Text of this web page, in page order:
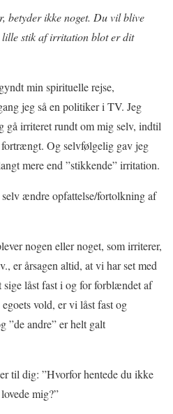
betyder ikke noget. Du vil blive
lille stik af irritation blot er dit
min spirituelle rejse,
jeg så en politiker i TV. Jeg
gå irriteret rundt om mig selv, indtil
Og selvfølgelig gav jeg
mere end ”stikkende” irritation.
ændre opfattelse/fortolkning af
nogen eller noget, som irriterer,
er årsagen altid, at vi har set med
låst fast i og for forblændet af
vold, er vi låst fast og
”de andre” er helt galt
til dig: ”Hvorfor hentede du ikke
mig?”